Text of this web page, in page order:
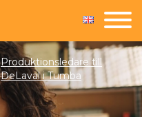
Produktionsledare till
DeLaval i Tumba